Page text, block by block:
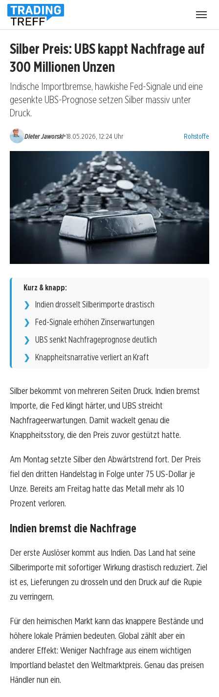
Silber Preis: UBS kappt Nachfrage auf
300 Millionen Unzen
Indische Importbremse, hawkishe Fed-Signale und eine
gesenkte UBS-Prognose setzen Silber massiv unter
Druck.
Dieter Jaworski•18.05.2026, 12:24 Uhr Kategorien:
Rohstoffe
Kurz & knapp:
Indien drosselt Silberimporte drastisch
Fed-Signale erhöhen Zinserwartungen
UBS senkt Nachfrageprognose deutlich
Knappheitsnarrative verliert an Kraft
Silber bekommt von mehreren Seiten Druck. Indien bremst
Importe, die Fed klingt härter, und UBS streicht
Nachfrageerwartungen. Damit wackelt genau die
Knappheitsstory, die den Preis zuvor gestützt hatte.
Am Montag setzte Silber den Abwärtstrend fort. Der Preis
fiel den dritten Handelstag in Folge unter 75 US-Dollar je
Unze. Bereits am Freitag hatte das Metall mehr als 10
Prozent verloren.
Indien bremst die Nachfrage
Der erste Auslöser kommt aus Indien. Das Land hat seine
Silberimporte mit sofortiger Wirkung drastisch reduziert. Ziel
ist es, Lieferungen zu drosseln und den Druck auf die Rupie
zu verringern.
Für den heimischen Markt kann das knappere Bestände und
höhere lokale Prämien bedeuten. Global zählt aber ein
anderer Effekt: Weniger Nachfrage aus einem wichtigen
Importland belastet den Weltmarktpreis. Genau das preisen
Händler nun ein.